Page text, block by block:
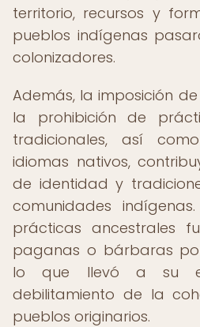
territorio, recursos y
pueblos indígenas
colonizadores.
Además, la imposición
la prohibición de
tradicionales, así
idiomas nativos,
de identidad y
comunidades
prácticas ancestrales
paganas o bárbaras
lo que llevó a su
debilitamiento de la
pueblos originarios.